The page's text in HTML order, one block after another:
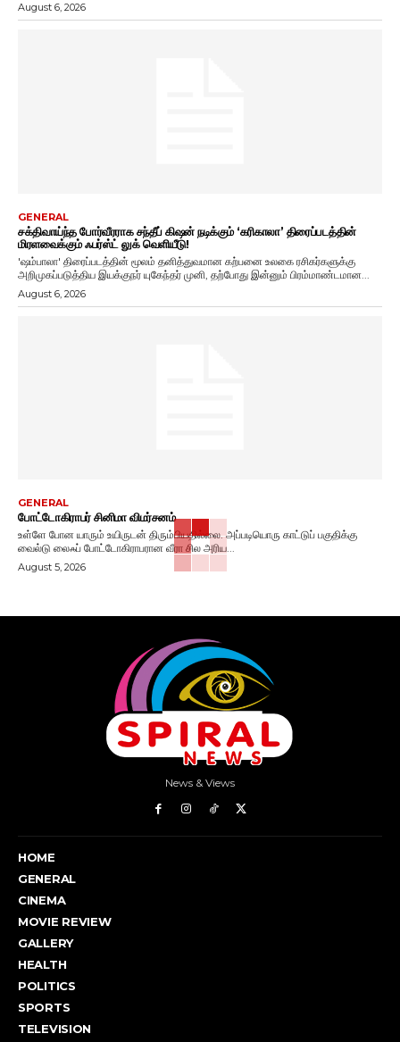
August 6, 2026
GENERAL
சக்திவாய்ந்த போர்வீரராக சந்தீப் கிஷன் நடிக்கும் ‘கரிகாலா’ திரைப்படத்தின்
மிரளவைக்கும் ஃபர்ஸ்ட் லுக் வெளியீடு!
'ஷம்பாலா' திரைப்படத்தின் மூலம் தனித்துவமான கற்பனை உலகை ரசிகர்களுக்கு
அறிமுகப்படுத்திய இயக்குநர் யுகேந்தர் முனி, தற்போது இன்னும் பிரம்மாண்டமான...
August 6, 2026
GENERAL
போட்டோகிராபர் சினிமா விமர்சனம்
உள்ளே போன யாரும் உயிருடன் திரும்பியதில்லை. அப்படியொரு காட்டுப் பகுதிக்கு
வைல்டு லைஃப் போட்டோகிராபரான வீரா சில அரிய...
August 5, 2026
News & Views
HOME
GENERAL
CINEMA
MOVIE REVIEW
GALLERY
HEALTH
POLITICS
SPORTS
TELEVISION